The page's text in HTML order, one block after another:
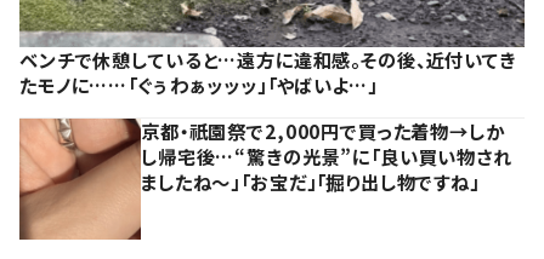
ベンチで休憩していると…遠方に違和感。その後、近付いてき
たモノに……「ぐぅわぁッッッ」「やばいよ…」
京都・祇園祭で2,000円で買った着物→しか
し帰宅後…“驚きの光景”に「良い買い物され
ましたね～」「お宝だ」「掘り出し物ですね」